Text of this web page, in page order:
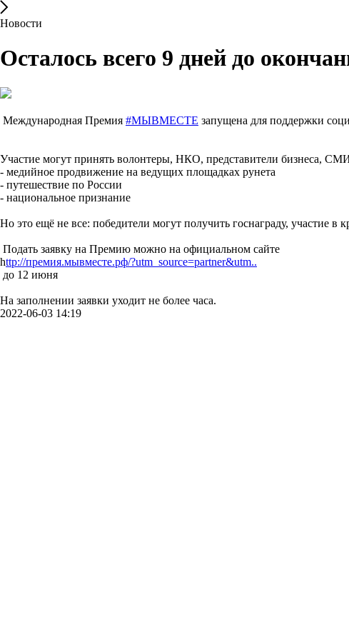
Новости
Осталось всего 9 дней до
Международная Премия #МЫВМЕСТЕ запущена для поддержки
Участие могут принять волонтеры, НКО, представители бизнеса,
- медийное продвижение на ведущих площадках рунета
- путешествие по России
- национальное признание
Но это ещё не все: победители могут получить госнаграду, участие
Подать заявку на Премию можно на официальном сайте
http://премия.мывместе.рф/?utm_source=partner&utm..
до 12 июня
На заполнении заявки уходит не более часа.
2022-06-03 14:19